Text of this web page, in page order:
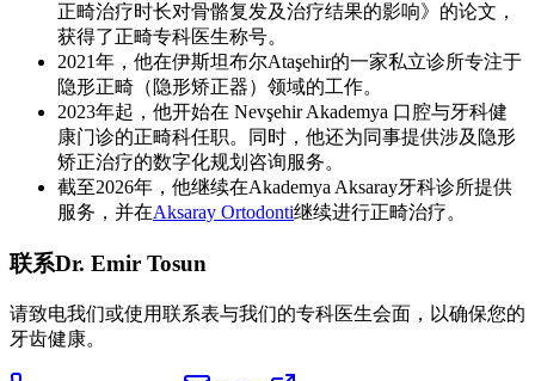
正畸治疗时长对骨骼复发及治疗结果的影响》的论文，
获得了正畸专科医生称号。
2021年，他在伊斯坦布尔Ataşehir的一家私立诊所专注于
隐形正畸（隐形矫正器）领域的工作。
2023年起，他开始在 Nevşehir Akademya 口腔与牙科健
康门诊的正畸科任职。同时，他还为同事提供涉及隐形
矫正治疗的数字化规划咨询服务。
截至2026年，他继续在Akademya Aksaray牙科诊所提供
服务，并在Aksaray Ortodonti继续进行正畸治疗。
联系Dr. Emir Tosun
请致电我们或使用联系表与我们的专科医生会面，以确保您的
牙齿健康。